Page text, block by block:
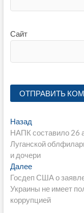
Сайт
Навигация
по
записям
НазадПредыдущая
запись:
НАПК составило 26
Луганской
и дочери
ДалееСледующая
запись:
Госдеп США о
Украины не имеет
коррупцией